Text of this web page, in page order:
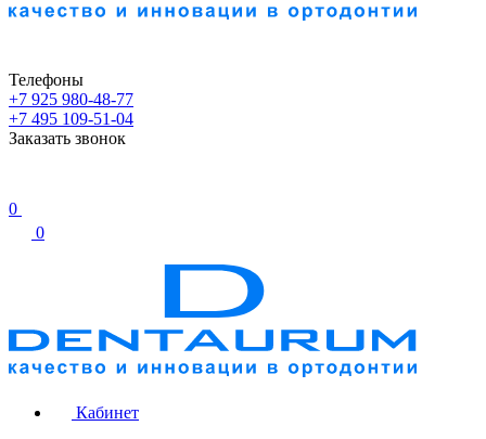
Телефоны
+7 925 980-48-77
+7 495 109-51-04
Заказать звонок
0
0
Кабинет